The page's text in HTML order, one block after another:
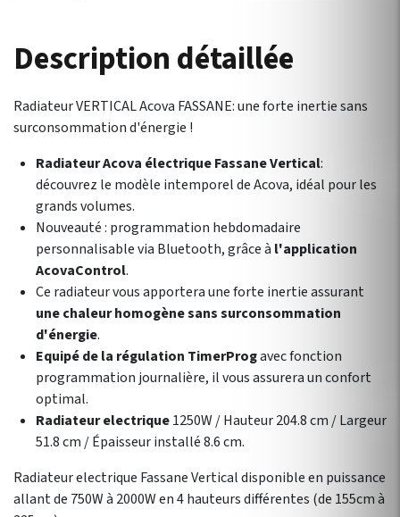
Description détaillée
Radiateur VERTICAL Acova FASSANE: une forte inertie sans
surconsommation d'énergie !
Radiateur Acova électrique Fassane Vertical:
découvrez le modèle intemporel de Acova, idéal pour les
grands volumes.
Nouveauté : programmation hebdomadaire
personnalisable via Bluetooth, grâce à l'application
AcovaControl.
Ce radiateur vous apportera une forte inertie assurant
une chaleur homogène sans surconsommation
d'énergie.
Equipé de la régulation TimerProgavec fonction
programmation journalière, il vous assurera un confort
optimal.
Radiateur electrique1250W / Hauteur 204.8 cm / Largeur
51.8 cm / Épaisseur installé 8.6 cm.
Radiateur electrique Fassane Vertical disponible en puissance
allant de 750W à 2000W en 4 hauteurs différentes (de 155cm à